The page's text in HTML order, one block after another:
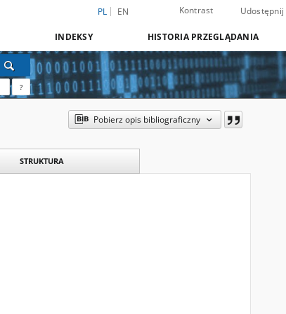
PL EN Kontrast Udostępnij
INDEKSY HISTORIA PRZEGLĄDANIA
?
Pobierz opis bibliograficzny
STRUKTURA